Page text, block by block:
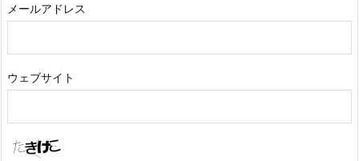
メールアドレス
ウェブサイト